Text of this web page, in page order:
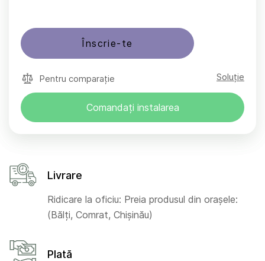
Înscrie-te
Pentru comparație Soluție
Comandați instalarea
Livrare
Ridicare la oficiu: Preia produsul din orașele:
(Bălți, Comrat, Chișinău)
Plată